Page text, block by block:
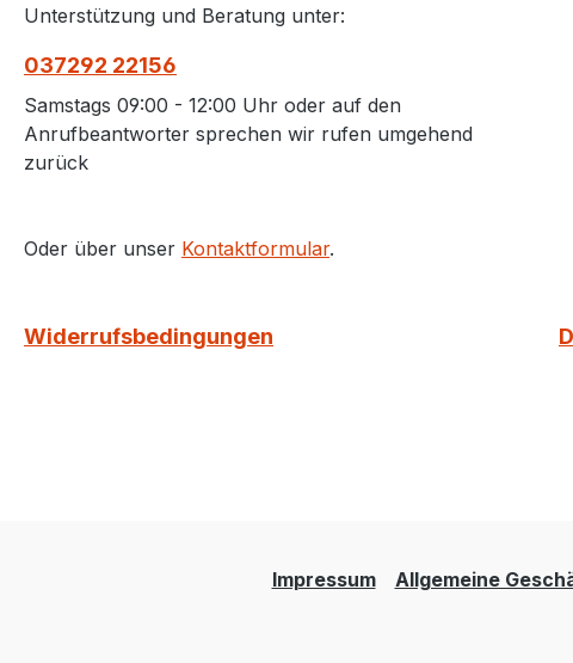
Unterstützung und Beratung unter:
037292 22156
Samstags 09:00 - 12:00 Uhr oder auf den
Anrufbeantworter sprechen wir rufen umgehend
zurück
Oder über unser Kontaktformular.
Widerrufsbedingungen
Impressum Allgemeine